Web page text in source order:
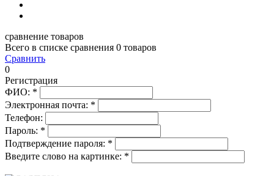
сравнение товаров
Всего в списке сравнения 0 товаров
Сравнить
0
Регистрация
ФИО: *
Электронная почта: *
Телефон:
Пароль: *
Подтверждение пароля: *
Введите слово на картинке: *